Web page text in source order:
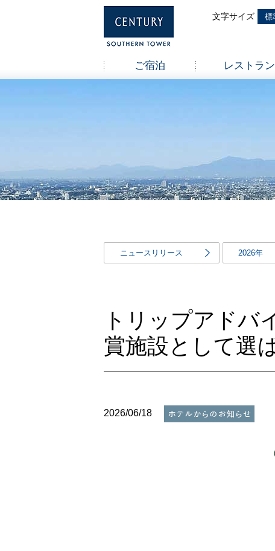
標
ご宿泊 レストラ
ニュースリリース 2026年
トリップアドバ
賞施設として選
2026/06/18